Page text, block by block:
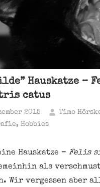
Hauskatze –
catus
2015
Timo
,Hobbies
Hauskatze – Felis
als
Wir vergessen aber